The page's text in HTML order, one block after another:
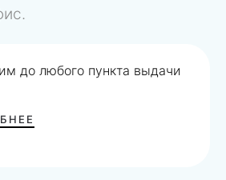
до любого пункта выдачи